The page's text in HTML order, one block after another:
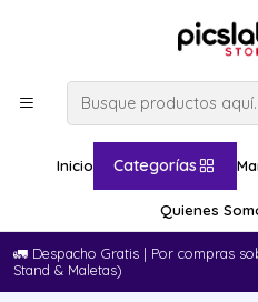
Inicio Categorías
Quienes
🚛​ Despacho Gratis | Por compras
Stand & Maletas)